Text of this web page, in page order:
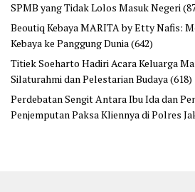
SPMB yang Tidak Lolos Masuk Negeri
Beoutiq Kebaya MARITA by Etty Nafis:
Kebaya ke Panggung Dunia(642)
Titiek Soeharto Hadiri Acara Keluarga
Silaturahmi dan Pelestarian Budaya(618)
Perdebatan Sengit Antara Ibu Ida dan
Penjemputan Paksa Kliennya di Polres